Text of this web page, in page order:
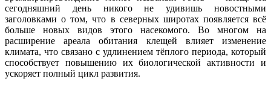
сегодняшний день никого не удивишь новостными
заголовками о том, что в северных широтах появляется всё
больше новых видов этого насекомого. Во многом на
расширение ареала обитания клещей влияет изменение
климата, что связано с удлинением тёплого периода, который
способствует повышению их биологической активности и
ускоряет полный цикл развития.